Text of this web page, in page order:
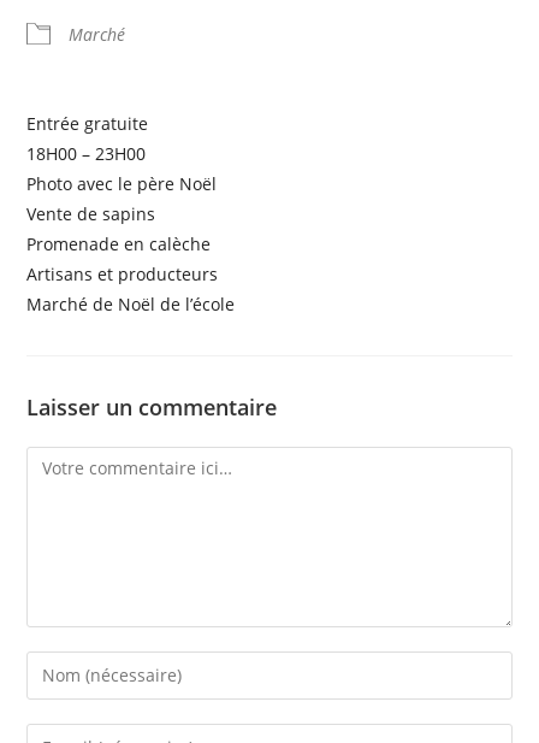
Marché
Entrée gratuite
18H00 – 23H00
Photo avec le père Noël
Vente de sapins
Promenade en calèche
Artisans et producteurs
Marché de Noël de l’école
Laisser un commentaire